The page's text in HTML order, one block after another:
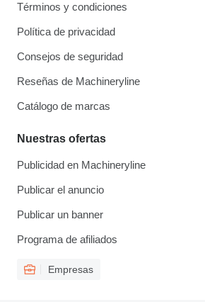
Términos y condiciones
Política de privacidad
Consejos de seguridad
Reseñas de Machineryline
Catálogo de marcas
Nuestras ofertas
Publicidad en Machineryline
Publicar el anuncio
Publicar un banner
Programa de afiliados
Empresas